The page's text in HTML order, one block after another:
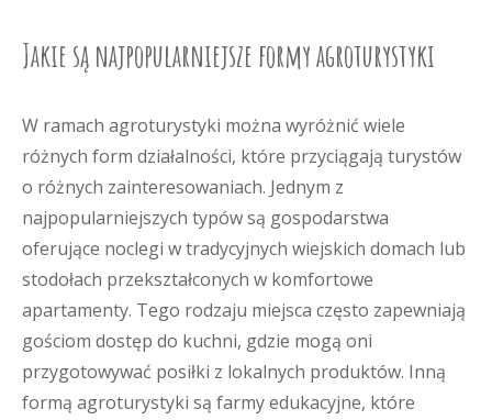
Jakie są najpopularniejsze formy agroturystyki
W ramach agroturystyki można wyróżnić wiele
różnych form działalności, które przyciągają turystów
o różnych zainteresowaniach. Jednym z
najpopularniejszych typów są gospodarstwa
oferujące noclegi w tradycyjnych wiejskich domach lub
stodołach przekształconych w komfortowe
apartamenty. Tego rodzaju miejsca często zapewniają
gościom dostęp do kuchni, gdzie mogą oni
przygotowywać posiłki z lokalnych produktów. Inną
formą agroturystyki są farmy edukacyjne, które